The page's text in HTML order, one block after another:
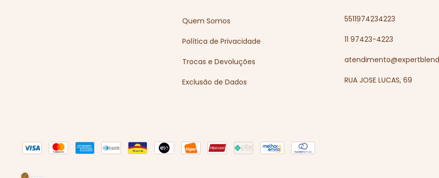
Quem Somos
Política de Privacidade
Trocas e Devoluções
Exclusão de Dados
5511974234223
11 97423-4223
RUA JOSE LUCAS, 69